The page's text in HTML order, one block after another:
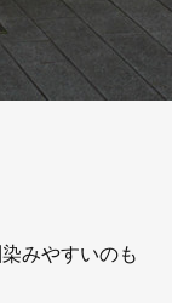
みやすいのも